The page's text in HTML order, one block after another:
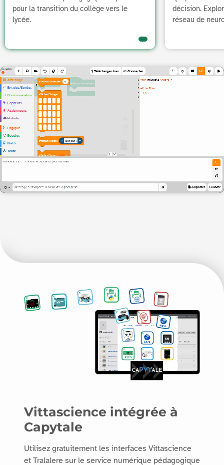
pour la transition du collège vers le
lycée.
décision.
réseau de
Vittascience intégrée à
Capytale
Utilisez gratuitement les interfaces Vittascience
et Tralalere sur le service numérique pédagogique